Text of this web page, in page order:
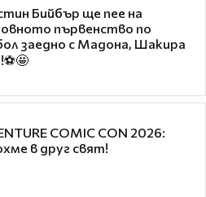
Бийбър ще пее на
първенство по
заедно с Мадона, Шакира
COMIC CON 2026:
в друг свят!